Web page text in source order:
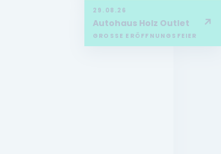
29.08.26
Autohaus Holz Outlet
GROSSE ERÖFFNUNGSFEIER
↗